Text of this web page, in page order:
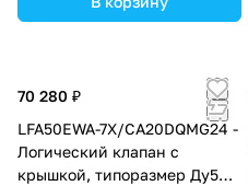
или седельного
70 280 ₽
LFA50EWA-7X/CA20DQMG24 -
Логический клапан с
крышкой, типоразмер Ду50